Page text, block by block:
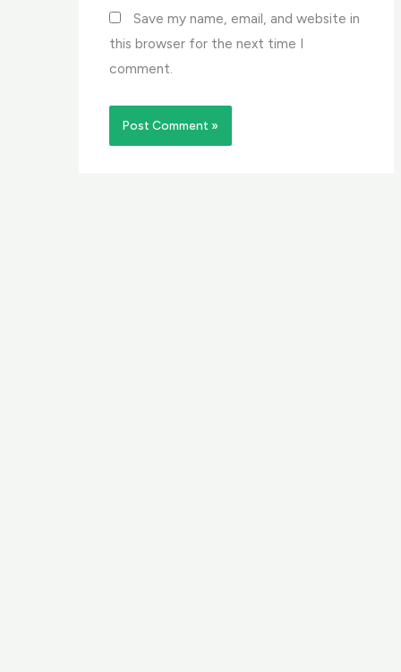
Save my name, email, and website in
this browser for the next time I
comment.